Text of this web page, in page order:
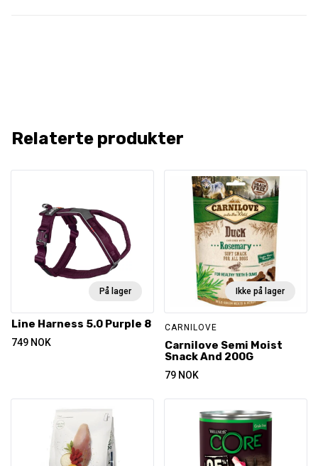
Relaterte produkter
På lager
Line Harness 5.0 Purple 8
749 NOK
Ikke på lager
CARNILOVE
Carnilove Semi Moist
Snack And 200G
79 NOK